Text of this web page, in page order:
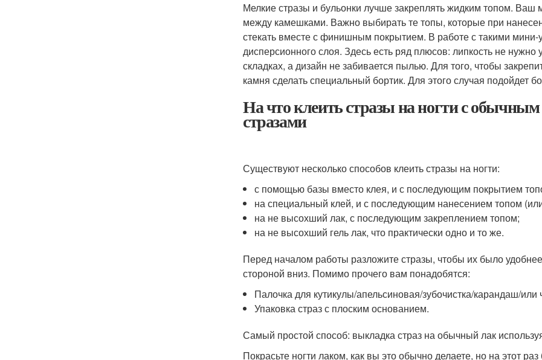
Мелкие стразы и бульонки лучше закреплять жидким топом. Ваш
между камешками. Важно выбирать те топы, которые при
стекать вместе с финишным покрытием. В работе с такими
дисперсионного слоя. Здесь есть ряд плюсов: липкость не нужно
складках, а дизайн не забивается пылью. Для того, чтобы
камня сделать специальный бортик. Для этого случая подойдет
На что клеить стразы на ногти с
стразами
Существуют несколько способов клеить стразы на ногти:
с помощью базы вместо клея, и с последующим покрытием
на специальный клей, и с последующим нанесением топом
на не высохший лак, с последующим закреплением топом;
на не высохший гель лак, что практически одно и то же.
Перед началом работы разложите стразы, чтобы их было
стороной вниз. Помимо прочего вам понадобятся:
Палочка для кутикулы/апельсиновая/зубочистка/карандаш/или
Упаковка страз с плоским основанием.
Самый простой способ: выкладка страз на обычный лак
Покрасьте ногти лаком, как вы это обычно делаете, но на этот